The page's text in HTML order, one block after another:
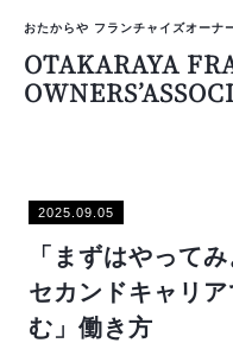
おたからや フランチャイズオーナ
OTAKARAYA
2025.09.05
「まずはやって
セカンドキャリ
む」働き方